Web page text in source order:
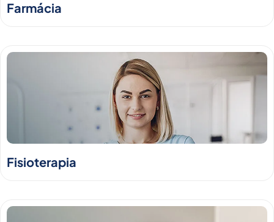
Farmácia
Fisioterapia